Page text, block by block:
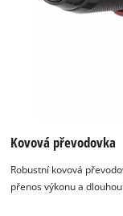
Kovová převodovka
Robustní kovová
přenos výkonu a